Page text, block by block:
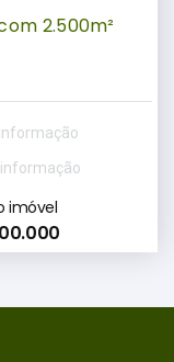
2.500m²
imóvel